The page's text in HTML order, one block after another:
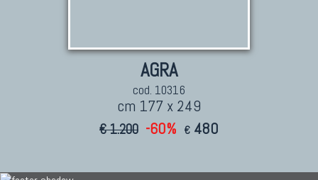
AGRA
cod. 10316
cm 177 x 249
€ 1.200 -60% € 480